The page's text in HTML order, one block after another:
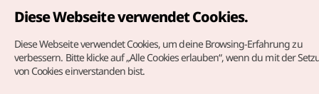
Diese Webseite verwendet Cookies.
Diese Webseite verwendet Cookies, um deine Browsing-Erfahrung zu
verbessern. Bitte klicke auf „Alle Cookies erlauben“, wenn du mit der
von Cookies einverstanden bist.